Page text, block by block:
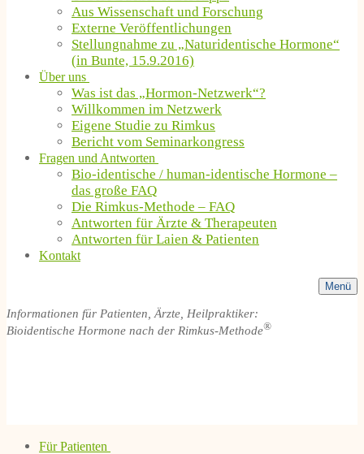
Aus Wissenschaft und Forschung
Externe Veröffentlichungen
Stellungnahme zu „Naturidentische Hormone“
(in Bunte, 15.9.2016)
Über uns
Was ist das „Hormon-Netzwerk“?
Willkommen im Netzwerk
Eigene Studie zu Rimkus
Bericht vom Seminarkongress
Fragen und Antworten
Bio-identische / human-identische Hormone –
das große FAQ
Die Rimkus-Methode – FAQ
Antworten für Ärzte & Therapeuten
Antworten für Laien & Patienten
Kontakt
Menü
Informationen für Patienten, Ärzte, Heilpraktiker:
Bioidentische Hormone nach der Rimkus-Methode®
Für Patienten